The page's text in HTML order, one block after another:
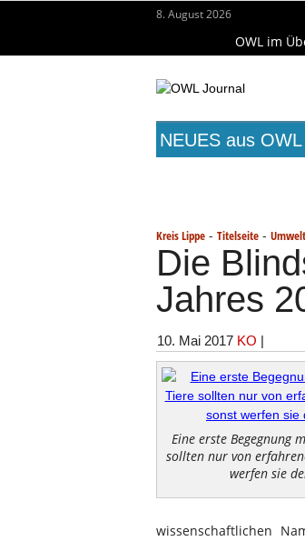
8. August 2026
OWL im
NEUES aus OWL
Kreis Lippe - Titelseite -
Die
Jahres
10. Mai 2017 KO |
Eine erste Begegnung
sollten nur von
werfen sie
wissenschaftlichen